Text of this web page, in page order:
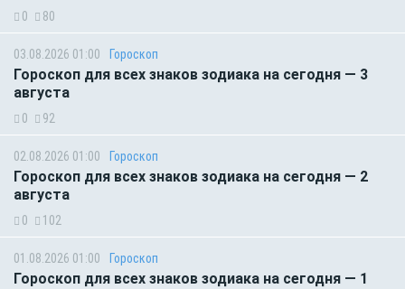
0 80
03.08.2026 01:00 Гороскоп
Гороскоп для всех знаков зодиака на сегодня — 3
августа
0 92
02.08.2026 01:00 Гороскоп
Гороскоп для всех знаков зодиака на сегодня — 2
августа
0 102
01.08.2026 01:00 Гороскоп
Гороскоп для всех знаков зодиака на сегодня — 1